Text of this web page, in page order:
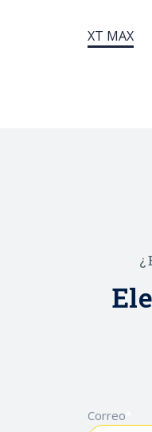
materia
XT MAX
Correo